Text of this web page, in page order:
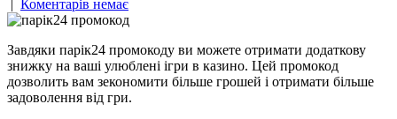
| Коментарів немає
Завдяки парік24 промокоду ви можете отримати додаткову
знижку на ваші улюблені ігри в казино. Цей промокод
дозволить вам зекономити більше грошей і отримати більше
задоволення від гри.